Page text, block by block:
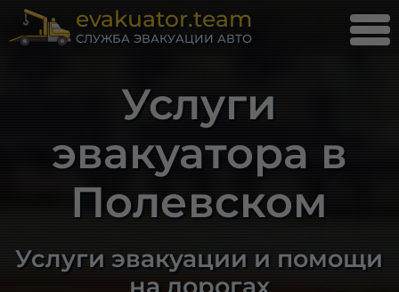
evakuator.team
СЛУЖБА ЭВАКУАЦИИ АВТО
Услуги
эвакуатора в
Полевском
Услуги эвакуации и помощи